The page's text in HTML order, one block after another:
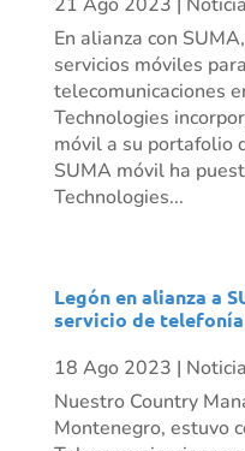
En alianza con
servicios móviles
telecomunicaciones
Technologies
móvil a su portafolio
SUMA móvil ha
Technologies...
Legón en alianza a
servicio de
18 Ago 2023 |
Nuestro Country
Montenegro, estuvo